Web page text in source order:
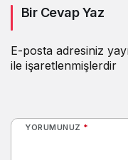
Bir Cevap Yaz
E-posta adresiniz
ile işaretlenmişlerdir
YORUMUNUZ *